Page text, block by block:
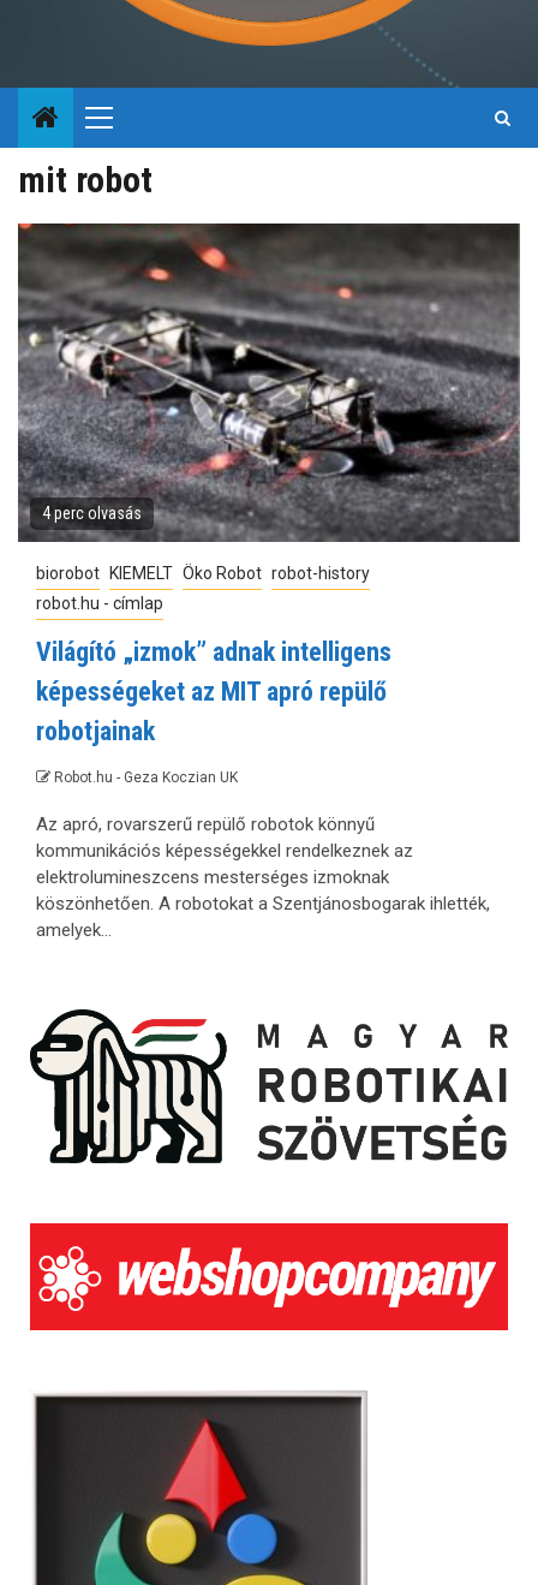
Primary
Menu
mit robot
4 perc olvasás
biorobot KIEMELT Öko Robot robot-history
robot.hu - címlap
Világító „izmok” adnak intelligens
képességeket az MIT apró repülő
robotjainak
Robot.hu - Geza Koczian UK
Az apró, rovarszerű repülő robotok könnyű
kommunikációs képességekkel rendelkeznek az
elektrolumineszcens mesterséges izmoknak
köszönhetően. A robotokat a Szentjánosbogarak ihlették,
amelyek...